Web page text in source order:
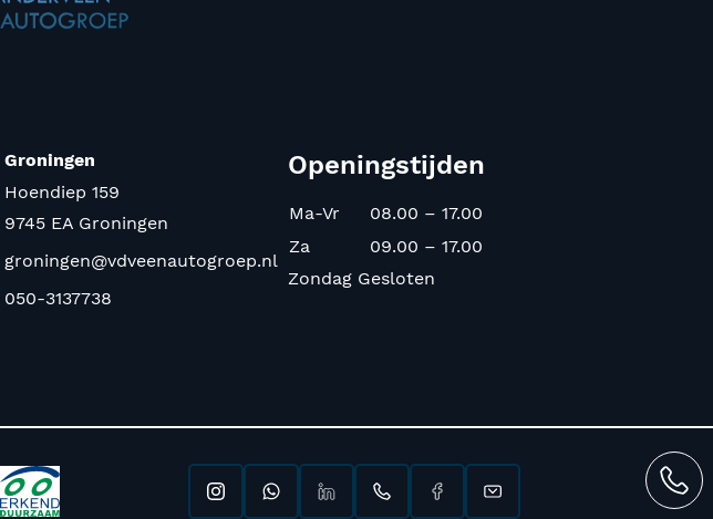
Groningen
Hoendiep 159
9745 EA Groningen
groningen@vdveenautogroep.nl
050-3137738
Openingstijden
Ma-Vr
08.00 – 17.00
Za
09.00 – 17.00
Zondag Gesloten